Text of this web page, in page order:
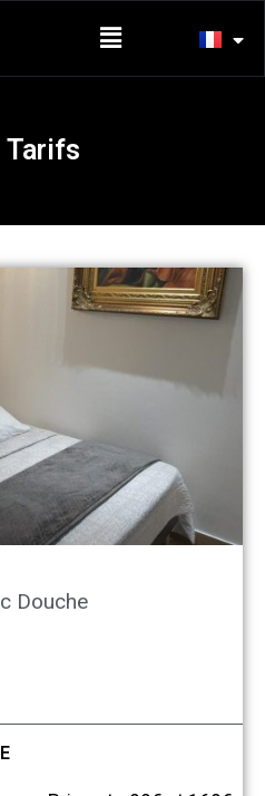
Tarifs
Douche